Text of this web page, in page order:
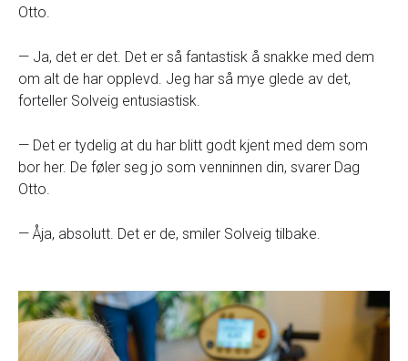
Otto.
— Ja, det er det. Det er så fantastisk å snakke med dem
om alt de har opplevd. Jeg har så mye glede av det,
forteller Solveig entusiastisk.
— Det er tydelig at du har blitt godt kjent med dem som
bor her. De føler seg jo som venninnen din, svarer Dag
Otto.
— Åja, absolutt. Det er de, smiler Solveig tilbake.